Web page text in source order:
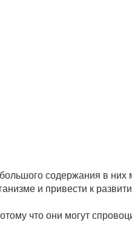
содержания в
и привести к
что они могут